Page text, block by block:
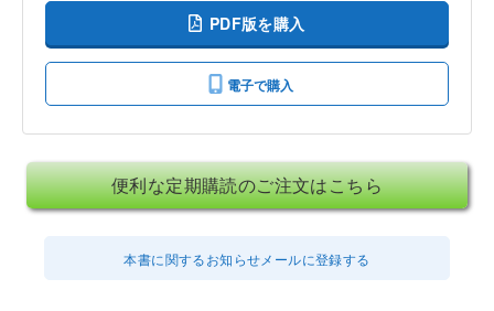
PDF版を購入
電子で購入
便利な定期購読のご注文はこちら
本書に関するお知らせメールに登録する